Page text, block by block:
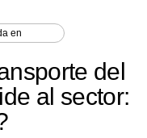
en
del
al sector: